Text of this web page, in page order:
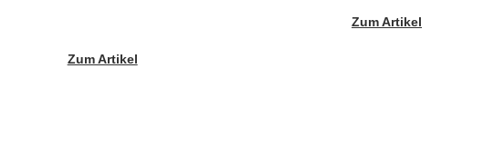
Zum Artikel
Zum Artikel